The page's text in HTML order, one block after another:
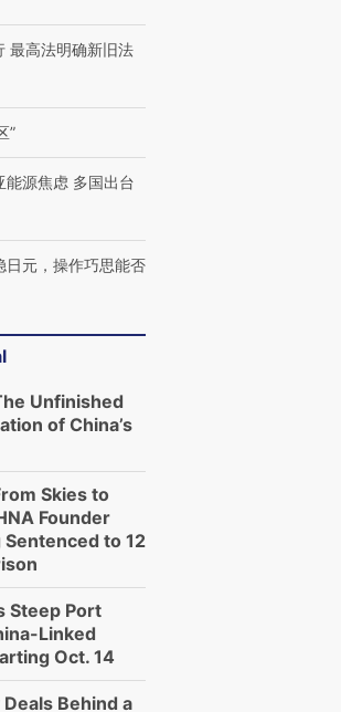
最高法明确新旧法
”
能源焦虑 多国出台
日元，操作巧思能否
Unfinished
of China’s
Skies to
Founder
Sentenced to 12
Steep Port
Linked
Oct. 14
Behind a